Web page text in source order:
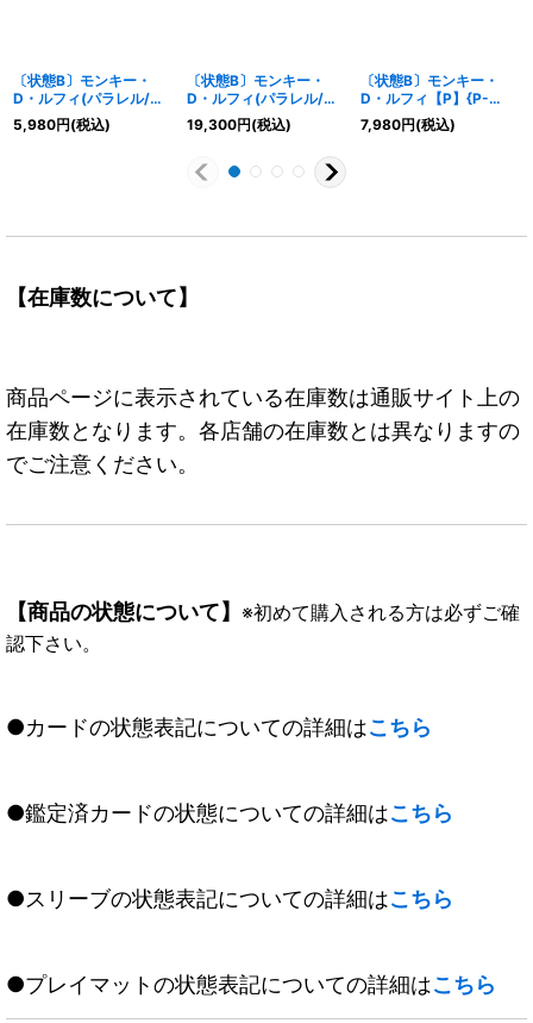
〔状態B〕モンキー・
D・ルフィ(パラレル/黒
背景)【SR/P】{ST01-
012}
5,980円(税込)
〔状態B〕モンキー・
D・ルフィ(パラレル/手
配書)【SP】{ST01-
012[OP03]}
19,300円(税込)
〔状態B〕モンキー・
D・ルフィ【P】{P-
033}
7,980円(税込)
【在庫数について】
商品ページに表示されている在庫数は通販サイト上の
在庫数となります。各店舗の在庫数とは異なりますの
でご注意ください。
【商品の状態について】 ※初めて購入される方は必ずご確
認下さい。
●カードの状態表記についての詳細はこちら
●鑑定済カードの状態についての詳細はこちら
●スリーブの状態表記についての詳細はこちら
●プレイマットの状態表記についての詳細はこちら